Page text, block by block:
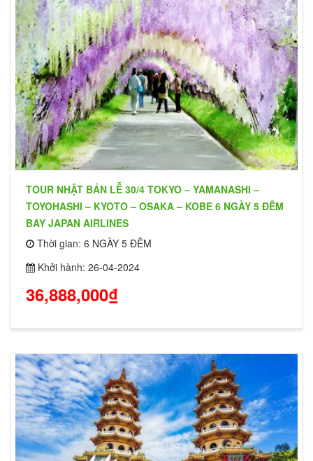
TOUR NHẬT BẢN LỄ 30/4 TOKYO – YAMANASHI –
TOYOHASHI – KYOTO – OSAKA – KOBE 6 NGÀY 5 ĐÊM
BAY JAPAN AIRLINES
Thời gian: 6 NGÀY 5 ĐÊM
Khởi hành: 26-04-2024
36,888,000₫